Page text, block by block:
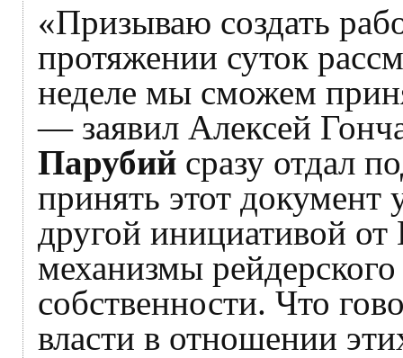
«Призываю создать
протяжении суток
неделе мы сможем
— заявил Алексей
Парубий сразу отдал
принять этот
другой инициативой от
механизмы
собственности. Что
власти в отношении